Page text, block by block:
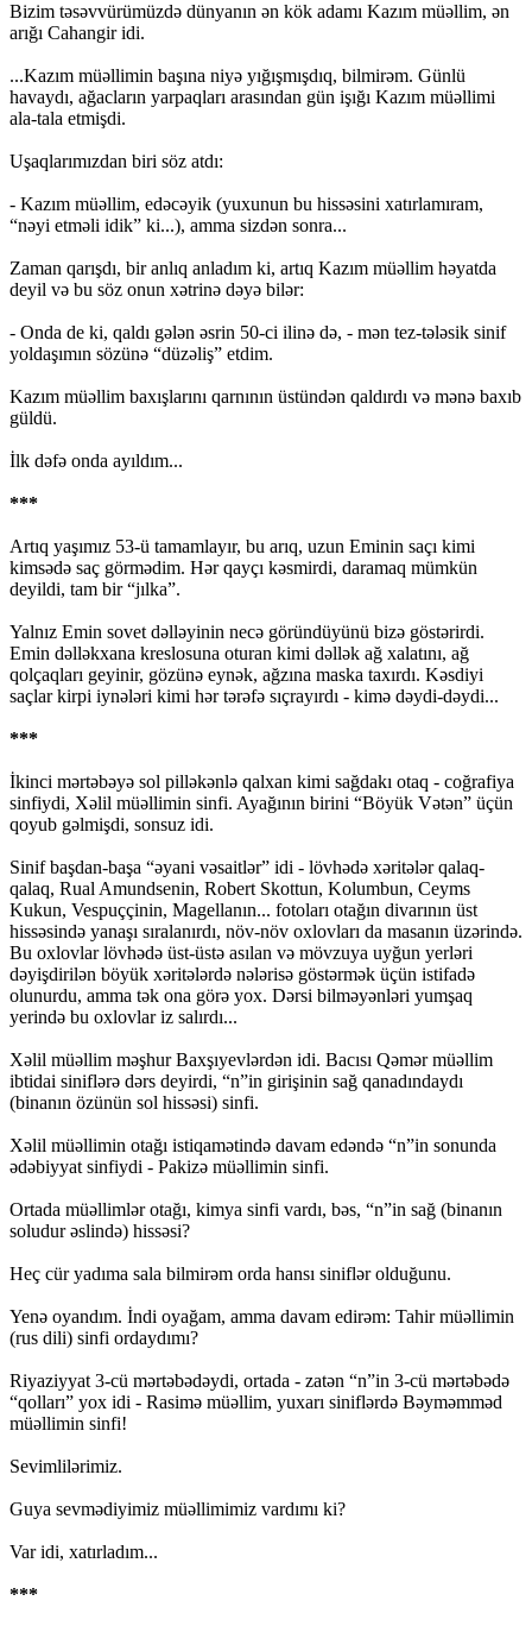
Bizim təsəvvürümüzdə dünyanın ən kök adamı Kazım müəllim, ən
arığı Cahangir idi.
...Kazım müəllimin başına niyə yığışmışdıq, bilmirəm. Günlü
havaydı, ağacların yarpaqları arasından gün işığı Kazım müəllimi
ala-tala etmişdi.
Uşaqlarımızdan biri söz atdı:
- Kazım müəllim, edəcəyik (yuxunun bu hissəsini xatırlamıram,
“nəyi etməli idik” ki...), amma sizdən sonra...
Zaman qarışdı, bir anlıq anladım ki, artıq Kazım müəllim həyatda
deyil və bu söz onun xətrinə dəyə bilər:
- Onda de ki, qaldı gələn əsrin 50-ci ilinə də, - mən tez-tələsik sinif
yoldaşımın sözünə “düzəliş” etdim.
Kazım müəllim baxışlarını qarnının üstündən qaldırdı və mənə baxıb
güldü.
İlk dəfə onda ayıldım...
***
Artıq yaşımız 53-ü tamamlayır, bu arıq, uzun Eminin saçı kimi
kimsədə saç görmədim. Hər qayçı kəsmirdi, daramaq mümkün
deyildi, tam bir “jılka”.
Yalnız Emin sovet dəlləyinin necə göründüyünü bizə göstərirdi.
Emin dəlləkxana kreslosuna oturan kimi dəllək ağ xalatını, ağ
qolçaqları geyinir, gözünə eynək, ağzına maska taxırdı. Kəsdiyi
saçlar kirpi iynələri kimi hər tərəfə sıçrayırdı - kimə dəydi-dəydi...
***
İkinci mərtəbəyə sol pilləkənlə qalxan kimi sağdakı otaq - coğrafiya
sinfiydi, Xəlil müəllimin sinfi. Ayağının birini “Böyük Vətən” üçün
qoyub gəlmişdi, sonsuz idi.
Sinif başdan-başa “əyani vəsaitlər” idi - lövhədə xəritələr qalaq-
qalaq, Rual Amundsenin, Robert Skottun, Kolumbun, Ceyms
Kukun, Vespuççinin, Magellanın... fotoları otağın divarının üst
hissəsində yanaşı sıralanırdı, növ-növ oxlovları da masanın üzərində.
Bu oxlovlar lövhədə üst-üstə asılan və mövzuya uyğun yerləri
dəyişdirilən böyük xəritələrdə nələrisə göstərmək üçün istifadə
olunurdu, amma tək ona görə yox. Dərsi bilməyənləri yumşaq
yerində bu oxlovlar iz salırdı...
Xəlil müəllim məşhur Baxşıyevlərdən idi. Bacısı Qəmər müəllim
ibtidai siniflərə dərs deyirdi, “n”in girişinin sağ qanadındaydı
(binanın özünün sol hissəsi) sinfi.
Xəlil müəllimin otağı istiqamətində davam edəndə “n”in sonunda
ədəbiyyat sinfiydi - Pakizə müəllimin sinfi.
Ortada müəllimlər otağı, kimya sinfi vardı, bəs, “n”in sağ (binanın
soludur əslində) hissəsi?
Heç cür yadıma sala bilmirəm orda hansı siniflər olduğunu.
Yenə oyandım. İndi oyağam, amma davam edirəm: Tahir müəllimin
(rus dili) sinfi ordaydımı?
Riyaziyyat 3-cü mərtəbədəydi, ortada - zatən “n”in 3-cü mərtəbədə
“qolları” yox idi - Rasimə müəllim, yuxarı siniflərdə Bəyməmməd
müəllimin sinfi!
Sevimlilərimiz.
Guya sevmədiyimiz müəllimimiz vardımı ki?
Var idi, xatırladım...
***